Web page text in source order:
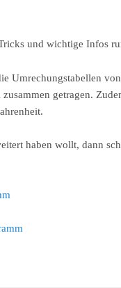
und wichtige Infos
Umrechungstabellen
getragen.
haben wollt, dann